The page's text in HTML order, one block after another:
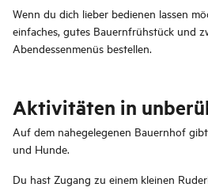
Wenn du dich lieber bedienen lassen
einfaches, gutes Bauernfrühstück und
Abendessenmenüs bestellen.
Aktivitäten in
Auf dem nahegelegenen Bauernhof
und Hunde.
Du hast Zugang zu einem kleinen